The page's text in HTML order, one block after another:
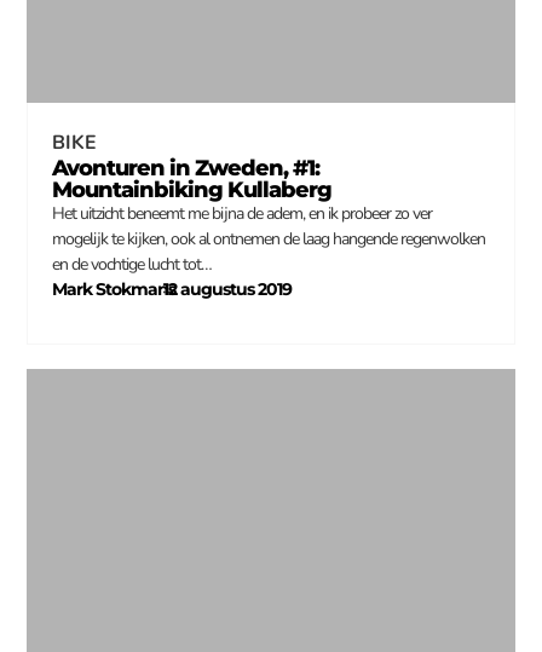
BIKE
Avonturen in Zweden, #1:
Mountainbiking Kullaberg
Het uitzicht beneemt me bijna de adem, en ik probeer zo ver
mogelijk te kijken, ook al ontnemen de laag hangende regenwolken
en de vochtige lucht tot…
Mark Stokmans
–
12 augustus 2019